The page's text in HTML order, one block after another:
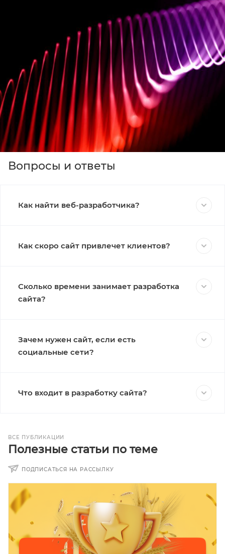
Вопросы и ответы
Как найти веб-разработчика?
Как скоро сайт привлечет клиентов?
Сколько времени занимает разработка
сайта?
Зачем нужен сайт, если есть
социальные сети?
Что входит в разработку сайта?
ВСЕ ПУБЛИКАЦИИ
Полезные статьи по теме
ПОДПИСАТЬСЯ НА РАССЫЛКУ